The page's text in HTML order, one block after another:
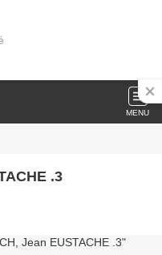
MENU
.3